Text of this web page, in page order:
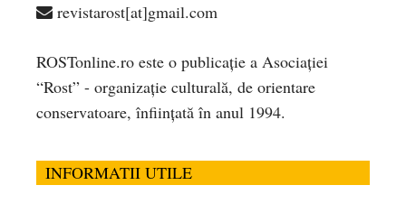
revistarost[at]gmail.com
ROSTonline.ro este o publicaţie a Asociaţiei
“Rost” - organizaţie culturală, de orientare
conservatoare, înfiinţată în anul 1994.
INFORMATII UTILE